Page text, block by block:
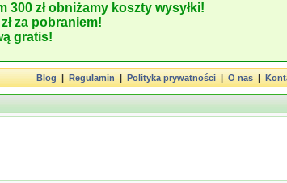
zł obniżamy koszty wysyłki!
za pobraniem!
gratis!
Blog|Regulamin|Polityka prywatności|O nas|